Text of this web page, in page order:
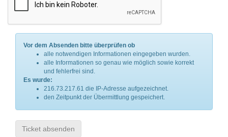
Vor dem Absenden bitte überprüfen ob
alle notwendigen Informationen eingegeben wurden.
alle Informationen so genau wie möglich sowie korrekt
und fehlerfrei sind.
Es wurde:
216.73.217.61 die IP-Adresse aufgezeichnet.
den Zeitpunkt der Übermittlung gespeichert.